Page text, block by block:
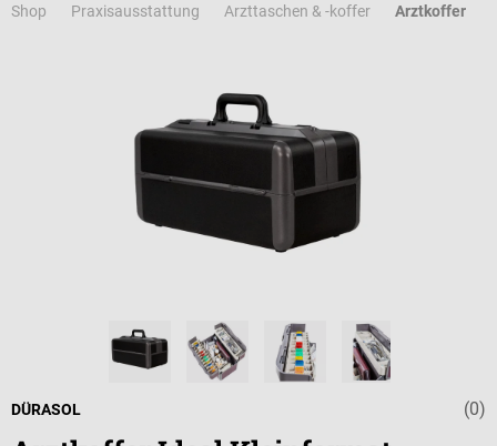
Shop Praxisausstattung Arzttaschen & -koffer Arztkoffer
(0)
DÜRASOL